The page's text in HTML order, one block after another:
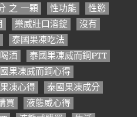
之 一顆 性功能
性慾
樂威壯口溶錠
沒有
泰國果凍吃法
酒
泰國果凍威而鋼PTT
果凍威而鋼心得
凍心得
泰國果凍成分
買
液態威心得